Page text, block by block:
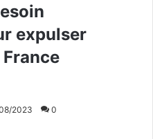
expulser
France
2023 0